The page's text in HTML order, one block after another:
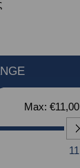
Max: €11,00
11